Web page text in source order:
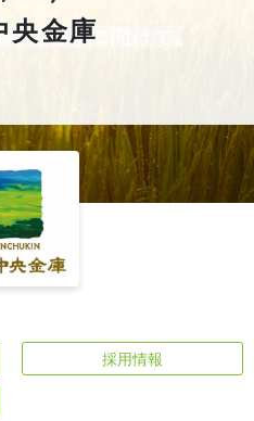
央金庫
採用情報